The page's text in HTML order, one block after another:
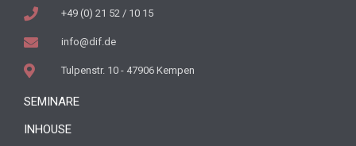
+49 (0) 21 52 / 10 15
info@dif.de
Tulpenstr. 10 - 47906 Kempen
SEMINARE
INHOUSE